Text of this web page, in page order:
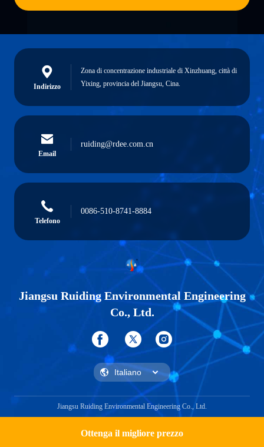
Ottenga il migliore prezzo
Indirizzo
Zona di concentrazione industriale di Xinzhuang, città di
Yixing, provincia del Jiangsu, Cina.
Email
ruiding@rdee.com.cn
Telefono
0086-510-8741-8884
Jiangsu Ruiding Environmental Engineering
Co., Ltd.
Jiangsu Ruiding Environmental Engineering Co., Ltd.
Get a Quote